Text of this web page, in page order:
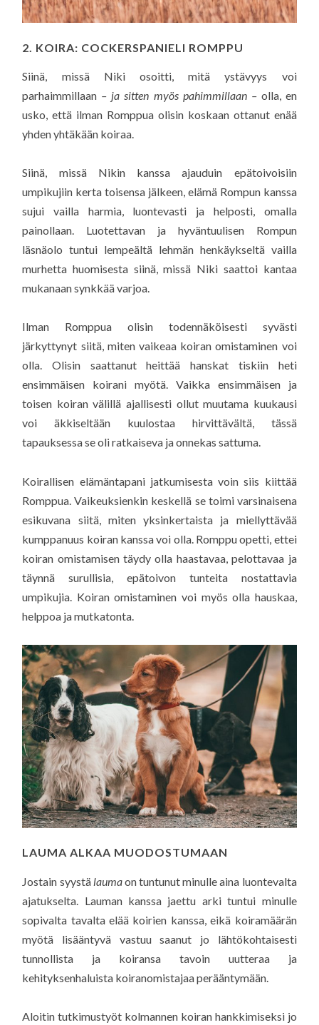
2. KOIRA: COCKERSPANIELI ROMPPU
Siinä, missä Niki osoitti, mitä ystävyys voi
parhaimmillaan – ja sitten myös pahimmillaan –olla, en
usko, että ilman Romppua olisin koskaan ottanut enää
yhden yhtäkään koiraa.
Siinä, missä Nikin kanssa ajauduin epätoivoisiin
umpikujiin kerta toisensa jälkeen, elämä Rompun kanssa
sujui vailla harmia, luontevasti ja helposti, omalla
painollaan. Luotettavan ja hyväntuulisen Rompun
läsnäolo tuntui lempeältä lehmän henkäykseltä vailla
murhetta huomisesta siinä, missä Niki saattoi kantaa
mukanaan synkkää varjoa.
Ilman Romppua olisin todennäköisesti syvästi
järkyttynyt siitä, miten vaikeaa koiran omistaminen voi
olla. Olisin saattanut heittää hanskat tiskiin heti
ensimmäisen koirani myötä. Vaikka ensimmäisen ja
toisen koiran välillä ajallisesti ollut muutama kuukausi
voi äkkiseltään kuulostaa hirvittävältä, tässä
tapauksessa se oli ratkaiseva ja onnekas sattuma.
Koirallisen elämäntapani jatkumisesta voin siis kiittää
Romppua. Vaikeuksienkin keskellä se toimi varsinaisena
esikuvana siitä, miten yksinkertaista ja miellyttävää
kumppanuus koiran kanssa voi olla. Romppu opetti, ettei
koiran omistamisen täydy olla haastavaa, pelottavaa ja
täynnä surullisia, epätoivon tunteita nostattavia
umpikujia. Koiran omistaminen voi myös olla hauskaa,
helppoa ja mutkatonta.
LAUMA ALKAA MUODOSTUMAAN
Jostain syystä laumaon tuntunut minulle aina luontevalta
ajatukselta. Lauman kanssa jaettu arki tuntui minulle
sopivalta tavalta elää koirien kanssa, eikä koiramäärän
myötä lisääntyvä vastuu saanut jo lähtökohtaisesti
tunnollista ja koiransa tavoin uutteraa ja
kehityksenhaluista koiranomistajaa perääntymään.
Aloitin tutkimustyöt kolmannen koiran hankkimiseksi jo